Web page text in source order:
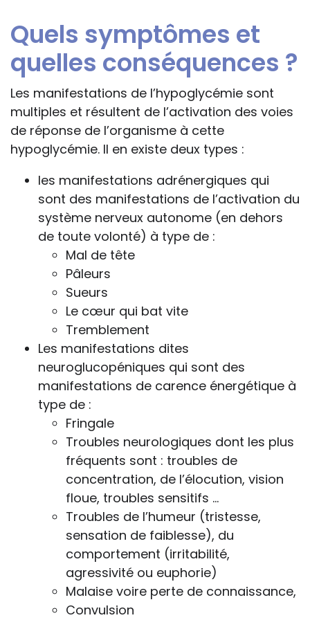
Quels symptômes et
quelles conséquences ?
Les manifestations de l’hypoglycémie sont
multiples et résultent de l’activation des voies
de réponse de l’organisme à cette
hypoglycémie. Il en existe deux types :
les manifestations adrénergiques qui
sont des manifestations de l’activation du
système nerveux autonome (en dehors
de toute volonté) à type de :
Mal de tête
Pâleurs
Sueurs
Le cœur qui bat vite
Tremblement
Les manifestations dites
neuroglucopéniques qui sont des
manifestations de carence énergétique à
type de :
Fringale
Troubles neurologiques dont les plus
fréquents sont : troubles de
concentration, de l’élocution, vision
floue, troubles sensitifs …
Troubles de l’humeur (tristesse,
sensation de faiblesse), du
comportement (irritabilité,
agressivité ou euphorie)
Malaise voire perte de connaissance,
Convulsion